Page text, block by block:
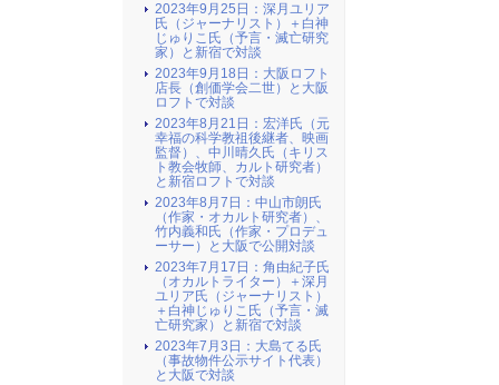
2023年9月25日：深月ユリア
氏（ジャーナリスト）＋白神
じゅりこ氏（予言・滅亡研究
家）と新宿で対談
2023年9月18日：大阪ロフト
店長（創価学会二世）と大阪
ロフトで対談
2023年8月21日：宏洋氏（元
幸福の科学教祖後継者、映画
監督）、中川晴久氏（キリス
ト教会牧師、カルト研究者）
と新宿ロフトで対談
2023年8月7日：中山市朗氏
（作家・オカルト研究者）、
竹内義和氏（作家・プロデュ
ーサー）と大阪で公開対談
2023年7月17日：角由紀子氏
（オカルトライター）＋深月
ユリア氏（ジャーナリスト）
＋白神じゅりこ氏（予言・滅
亡研究家）と新宿で対談
2023年7月3日：大島てる氏
（事故物件公示サイト代表）
と大阪で対談